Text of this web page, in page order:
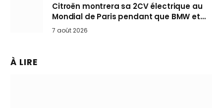
Citroën montrera sa 2CV électrique au
Mondial de Paris pendant que BMW et
Mini désertent le salon
7 août 2026
À LIRE